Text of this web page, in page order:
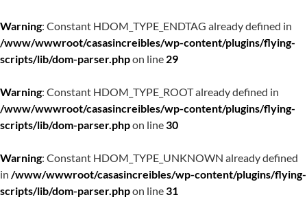
Warning: Constant HDOM_TYPE_ENDTAG already defined in
/www/wwwroot/casasincreibles/wp-content/plugins/flying-
scripts/lib/dom-parser.phpon line 29
Warning: Constant HDOM_TYPE_ROOT already defined in
/www/wwwroot/casasincreibles/wp-content/plugins/flying-
scripts/lib/dom-parser.phpon line30
Warning: Constant HDOM_TYPE_UNKNOWN already defined
in /www/wwwroot/casasincreibles/wp-content/plugins/flying-
scripts/lib/dom-parser.phpon line31